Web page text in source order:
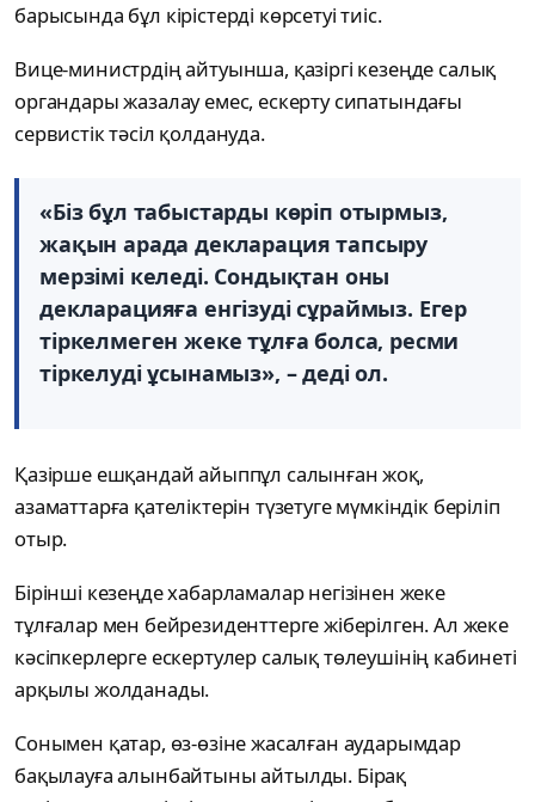
барысында бұл кірістерді көрсетуі тиіс.
Вице-министрдің айтуынша, қазіргі кезеңде салық
органдары жазалау емес, ескерту сипатындағы
сервистік тәсіл қолдануда.
«Біз бұл табыстарды көріп отырмыз,
жақын арада декларация тапсыру
мерзімі келеді. Сондықтан оны
декларацияға енгізуді сұраймыз. Егер
тіркелмеген жеке тұлға болса, ресми
тіркелуді ұсынамыз», – деді ол.
Қазірше ешқандай айыппұл салынған жоқ,
азаматтарға қателіктерін түзетуге мүмкіндік беріліп
отыр.
Бірінші кезеңде хабарламалар негізінен жеке
тұлғалар мен бейрезиденттерге жіберілген. Ал жеке
кәсіпкерлерге ескертулер салық төлеушінің кабинеті
арқылы жолданады.
Сонымен қатар, өз-өзіне жасалған аударымдар
бақылауға алынбайтыны айтылды. Бірақ